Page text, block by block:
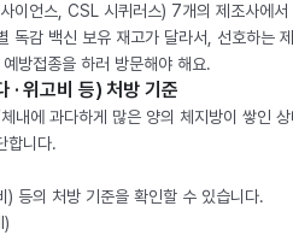
이언스, CSL 시퀴러스) 7개의 제조사에서
독감 백신 보유 재고가 달라서, 선호하는
방접종을 하러 방문해야 해요.
· 위고비 등) 처방 기준
내에 과다하게 많은 양의 체지방이 쌓인
합니다.
) 등의 처방 기준을 확인할 수 있습니다.